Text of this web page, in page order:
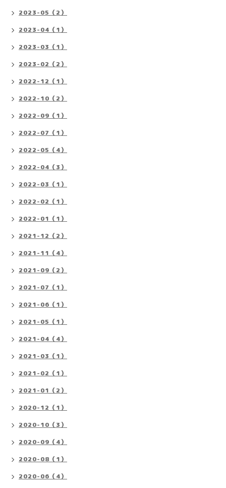
2023-05（2）
2023-04（1）
2023-03（1）
2023-02（2）
2022-12（1）
2022-10（2）
2022-09（1）
2022-07（1）
2022-05（4）
2022-04（3）
2022-03（1）
2022-02（1）
2022-01（1）
2021-12（2）
2021-11（4）
2021-09（2）
2021-07（1）
2021-06（1）
2021-05（1）
2021-04（4）
2021-03（1）
2021-02（1）
2021-01（2）
2020-12（1）
2020-10（3）
2020-09（4）
2020-08（1）
2020-06（4）